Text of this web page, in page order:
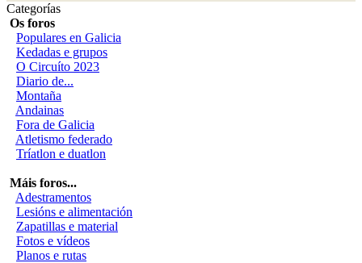
Categorías
Os foros
Populares en Galicia
Kedadas e grupos
O Circuíto 2023
Diario de...
Montaña
Andainas
Fora de Galicia
Atletismo federado
Tríatlon e duatlon
Máis foros...
Adestramentos
Lesións e alimentación
Zapatillas e material
Fotos e vídeos
Planos e rutas